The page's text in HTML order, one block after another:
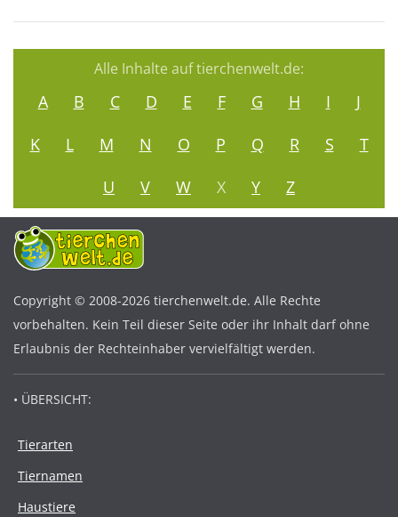
Alle Inhalte auf tierchenwelt.de:
A B C D E F G H I
J
K
L M N O P Q R S
T
U
V W X Y Z
Copyright © 2008-2026 tierchenwelt.de. Alle Rechte
vorbehalten. Kein Teil dieser Seite oder ihr Inhalt darf ohne
Erlaubnis der Rechteinhaber vervielfältigt werden.
• ÜBERSICHT:
Tierarten
Tiernamen
Haustiere